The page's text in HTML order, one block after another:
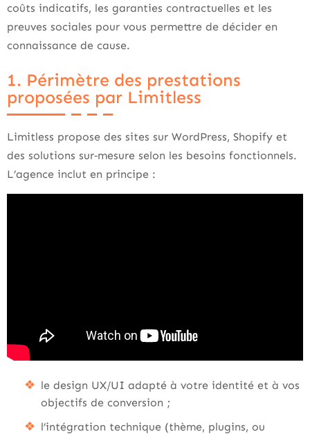
coûts indicatifs, les garanties contractuelles et les
preuves sociales pour vous permettre de décider en
connaissance de cause.
1. Périmètre des prestations
proposées par Limitless
Limitless propose des sites sur WordPress, Shopify et
des solutions sur‑mesure selon les besoins fonctionnels.
L’agence inclut en principe :
le design UX/UI adapté à votre identité et à vos
objectifs de conversion ;
l’intégration technique (thème, plugins, ou